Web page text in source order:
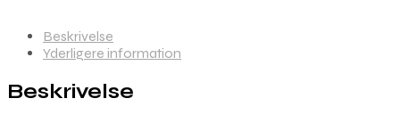
Beskrivelse
Yderligere information
Beskrivelse